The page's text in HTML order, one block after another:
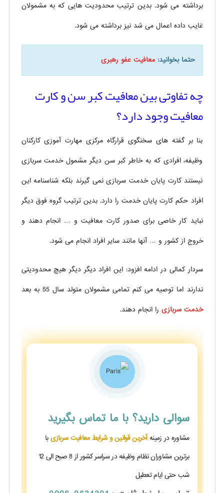
برداشته می شود. بدین ترتیب محدودیت هایی که به مشمولان
غایب داده اعمال می شد نیز برداشته می شود.
حتما بخوانید:معافیت عفو رهبری
چه تفاوتی بین معافیت کبر سن و کارت
معافیت وجود دارد؟
بنا بر گفته های سخنگوی قرارگاه مرکزی مهارت آموزی کارکنان
وظیفه، افرادی که به خاطر کبر سن دیگر مشمول خدمت سربازی
نیستند کارت پایان خدمت سربازی نمی گیرند بلکه شناسنامه این
افراد حکم کارت پایان خدمت را دارد. بدین ترتیب گروه فوق دیگر
نباید کار خاصی برای صدور کارت معافیت و … انجام دهند و
خروج از کشور و … آنها مانند سایر افراد انجام می شود.
سردار کمالی در ادامه افزود: این افراد دیگر دیگر هیچ محدودیتی
ندارند اما توصیه می کنم تمامی مشمولان متولد سال 55 به بعد
خدمت سربازی را انجام دهند.
سوالی دارید؟ با ما تماس بگیرید
مشاوره در زمینهآخرین قوانین و شرایط معافیت سربازیبا
برترین مشاوران نظام وظیفه در سراسر کشور از 8 صبح الی 12
شب حتی ایام تعطیل